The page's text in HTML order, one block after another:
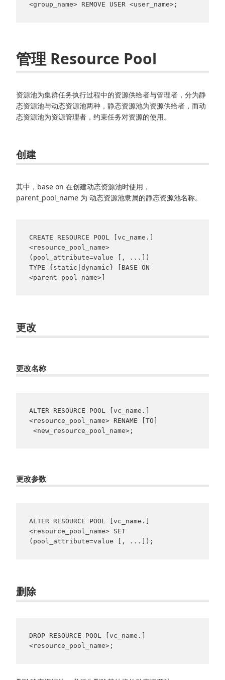
<group_name> REMOVE USER <user_name>;
管理 Resource Pool
资源池为集群任务执行过程中的资源供给者与管理者，分为静
态资源池与动态资源池两种，静态资源池为资源供给者，而动
态资源池为资源管理者，约束任务对资源的使用。
创建
其中，base on 在创建动态资源池时使用，
parent_pool_name 为 动态资源池隶属的静态资源池名称。
CREATE RESOURCE POOL [vc_name.]
<resource_pool_name>
(pool_attribute=value [, ...])
TYPE {static|dynamic} [BASE ON
<parent_pool_name>]
更改
更改名称
ALTER RESOURCE POOL [vc_name.]
<resource_pool_name> RENAME [TO]
<new_resource_pool_name>;
更改参数
ALTER RESOURCE POOL [vc_name.]
<resource_pool_name> SET
(pool_attribute=value [, ...]);
删除
DROP RESOURCE POOL [vc_name.]
<resource_pool_name>;